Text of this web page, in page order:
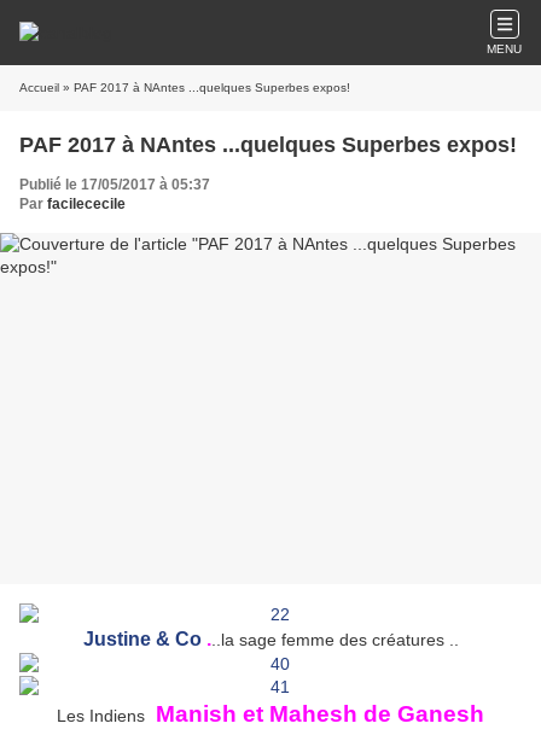
MENU
Accueil » PAF 2017 à NAntes ...quelques Superbes expos!
PAF 2017 à NAntes ...quelques Superbes expos!
Publié le 17/05/2017 à 05:37
Par facilececile
Justine & Co...la sage femme des créatures ..
Les Indiens
Manish et Mahesh de Ganesh